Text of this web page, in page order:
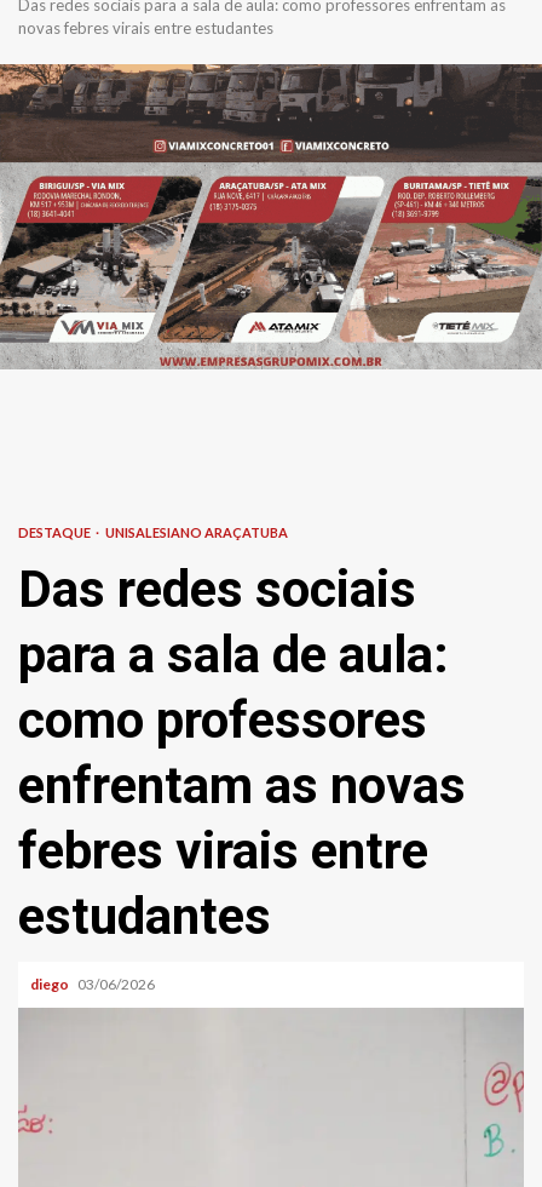
Das redes sociais para a sala de aula: como professores enfrentam as
novas febres virais entre estudantes
DESTAQUE UNISALESIANO ARAÇATUBA
Das redes sociais
para a sala de aula:
como professores
enfrentam as novas
febres virais entre
estudantes
diego 03/06/2026